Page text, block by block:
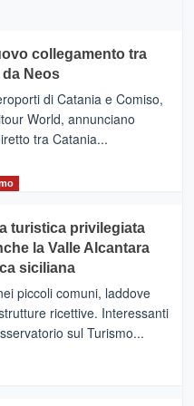
collegamento tra
Neos
di Catania e Comiso,
World, annunciano
tra Catania...
turistica privilegiata
la Valle Alcantara
siciliana
piccoli comuni, laddove
ricettive. Interessanti
sul Turismo...